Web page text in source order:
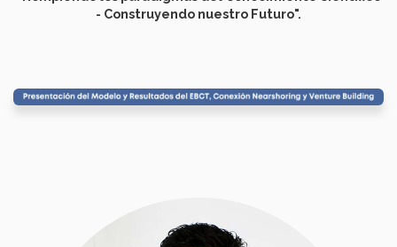
- Construyendo nuestro Futuro".